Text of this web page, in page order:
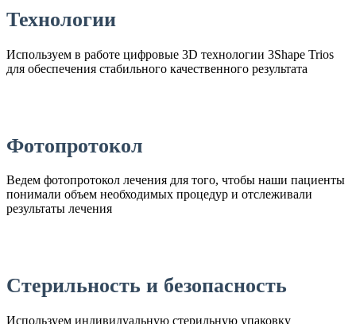
Технологии
Используем в работе цифровые 3D технологии 3Shape Trios
для обеспечения стабильного качественного результата
Фотопротокол
Ведем фотопротокол лечения для того, чтобы наши пациенты
понимали объем необходимых процедур и отслеживали
результаты лечения
Стерильность и безопасность
Используем индивидуальную стерильную упаковку